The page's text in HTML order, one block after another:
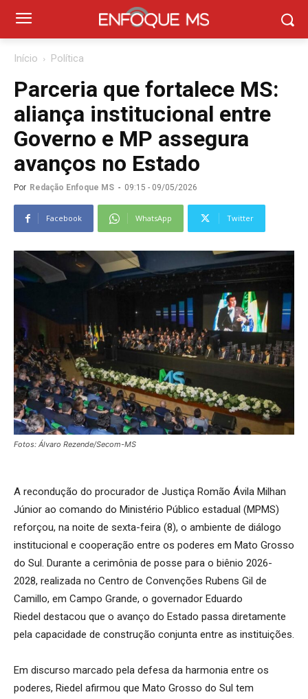
Início Política
Parceria que fortalece MS:
aliança institucional entre
Governo e MP assegura
avanços no Estado
Por Redação Enfoque MS - 09:15 - 09/05/2026
Facebook WhatsApp Twitter
Fotos: Álvaro Rezende/Secom-MS
A recondução do procurador de Justiça Romão Ávila Milhan
Júnior ao comando do Ministério Público estadual (MPMS)
reforçou, na noite de sexta-feira (8), o ambiente de diálogo
institucional e cooperação entre os poderes em Mato Grosso
do Sul. Durante a cerimônia de posse para o biênio 2026-
2028, realizada no Centro de Convenções Rubens Gil de
Camillo, em Campo Grande, o governador Eduardo
Riedel destacou que o avanço do Estado passa diretamente
pela capacidade de construção conjunta entre as instituições.
Em discurso marcado pela defesa da harmonia entre os
poderes, Riedel afirmou que Mato Grosso do Sul tem